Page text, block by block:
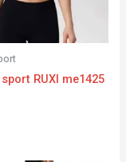
RUXI me1425